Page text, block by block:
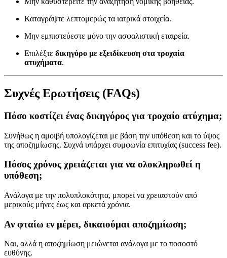
Καταγράψτε λεπτομερώς τα ιατρικά στοιχεία.
Μην εμπιστεύεστε μόνο την ασφαλιστική εταιρεία.
Επιλέξτε δικηγόρο με εξειδίκευση στα τροχαία
ατυχήματα.
Συχνές Ερωτήσεις (FAQs)
Πόσο κοστίζει ένας δικηγόρος για τροχαίο ατύχημα;
Συνήθως η αμοιβή υπολογίζεται με βάση την υπόθεση και το ύψος
της αποζημίωσης. Συχνά υπάρχει συμφωνία επιτυχίας (success fee).
Πόσος χρόνος χρειάζεται για να ολοκληρωθεί η
υπόθεση;
Ανάλογα με την πολυπλοκότητα, μπορεί να χρειαστούν από
μερικούς μήνες έως και αρκετά χρόνια.
Αν φταίω εν μέρει, δικαιούμαι αποζημίωση;
Ναι, αλλά η αποζημίωση μειώνεται ανάλογα με το ποσοστό
ευθύνης.